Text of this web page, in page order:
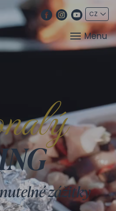
Menu
zážitky